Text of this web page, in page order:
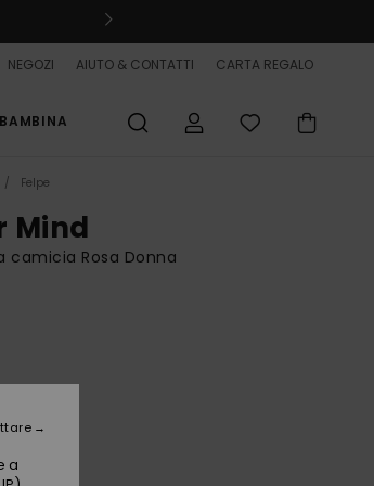
NEGOZI AIUTO & CONTATTI CARTA REGALO
BAMBINA
Felpe
Mind
camicia Rosa Donna
a